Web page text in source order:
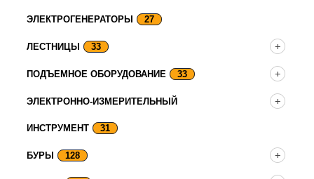
ЭЛЕКТРОГЕНЕРАТОРЫ 27
ЛЕСТНИЦЫ 33
ПОДЪЕМНОЕ ОБОРУДОВАНИЕ 33
ЭЛЕКТРОННО-ИЗМЕРИТЕЛЬНЫЙ
ИНСТРУМЕНТ 31
БУРЫ 128